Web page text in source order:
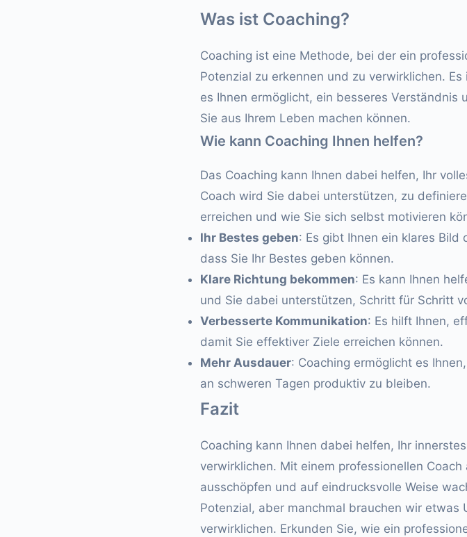
Was ist Coaching?
Coaching ist eine Methode, bei der ein
Potenzial zu erkennen und zu verwirklichen.
es Ihnen ermöglicht, ein besseres
Sie aus Ihrem Leben machen können.
Wie kann Coaching Ihnen helfen?
Das Coaching kann Ihnen dabei helfen, Ihr
Coach wird Sie dabei unterstützen, zu
erreichen und wie Sie sich selbst motivieren
Ihr Bestes geben: Es gibt Ihnen ein klares
dass Sie Ihr Bestes geben können.
Klare Richtung bekommen: Es kann Ihnen
und Sie dabei unterstützen, Schritt für Schritt
Verbesserte Kommunikation: Es hilft Ihnen,
damit Sie effektiver Ziele erreichen können.
Mehr Ausdauer: Coaching ermöglicht es
an schweren Tagen produktiv zu bleiben.
Fazit
Coaching kann Ihnen dabei helfen, Ihr
verwirklichen. Mit einem professionellen
ausschöpfen und auf eindrucksvolle Weise
Potenzial, aber manchmal brauchen wir
verwirklichen. Erkunden Sie, wie ein